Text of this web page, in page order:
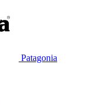
Patagonia